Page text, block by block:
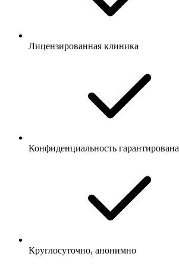
Лицензированная клиника
Конфиденциальность гарантирована
Круглосуточно, анонимно